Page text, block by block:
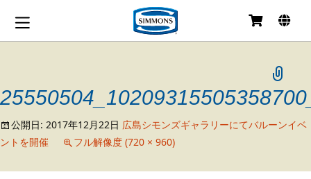
ツ
へ
動公開日: 2017年12月22日 広島シモンズギャラリーにてバルーンイベ
ントを開催
フル解像度 (720 × 960)